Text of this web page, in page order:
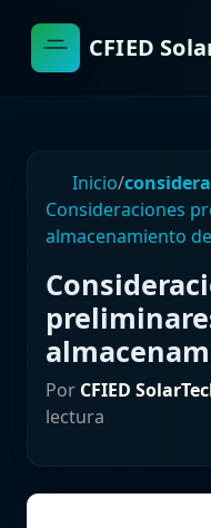
CFIED
Inicio/
Consideraciones
almacenamiento
Por CFIED
lectura